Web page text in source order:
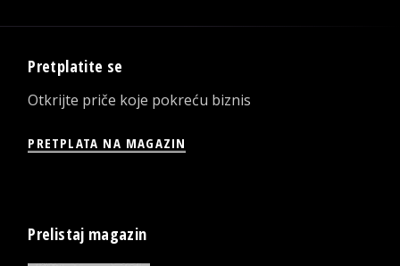
Pretplatite se
Otkrijte priče koje pokreću biznis
PRETPLATA NA MAGAZIN
Prelistaj magazin